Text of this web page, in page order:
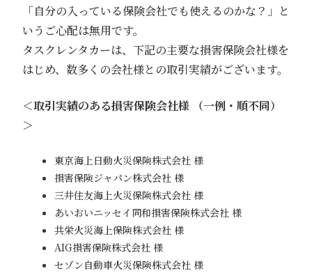
「自分の入っている保険会社でも使えるのかな？」と
いうご心配は無用です。
タスクレンタカーは、下記の主要な損害保険会社様を
はじめ、数多くの会社様との取引実績がございます。
＜取引実績のある損害保険会社様 （一例・順不同）
＞
東京海上日動火災保険株式会社 様
損害保険ジャパン株式会社 様
三井住友海上火災保険株式会社 様
あいおいニッセイ同和損害保険株式会社 様
共栄火災海上保険株式会社 様
AIG損害保険株式会社 様
セゾン自動車火災保険株式会社 様